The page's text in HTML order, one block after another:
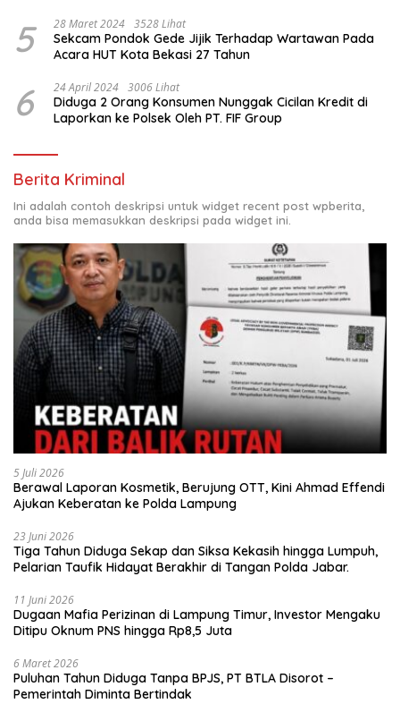
Meriah Kabupaten Aceh Singkil
5 28 Maret 2024 3528 Lihat
Sekcam Pondok Gede Jijik Terhadap Wartawan Pada
Acara HUT Kota Bekasi 27 Tahun
6 24 April 2024 3006 Lihat
Diduga 2 Orang Konsumen Nunggak Cicilan Kredit di
Laporkan ke Polsek Oleh PT. FIF Group
Berita Kriminal
Ini adalah contoh deskripsi untuk widget recent post wpberita,
anda bisa memasukkan deskripsi pada widget ini.
5 Juli 2026
Berawal Laporan Kosmetik, Berujung OTT, Kini Ahmad Effendi
Ajukan Keberatan ke Polda Lampung
23 Juni 2026
Tiga Tahun Diduga Sekap dan Siksa Kekasih hingga Lumpuh,
Pelarian Taufik Hidayat Berakhir di Tangan Polda Jabar.
11 Juni 2026
Dugaan Mafia Perizinan di Lampung Timur, Investor Mengaku
Ditipu Oknum PNS hingga Rp8,5 Juta
6 Maret 2026
Puluhan Tahun Diduga Tanpa BPJS, PT BTLA Disorot –
Pemerintah Diminta Bertindak